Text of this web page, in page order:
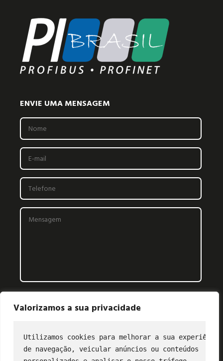
Valorizamos a sua privacidade
Utilizamos cookies para melhorar a sua experiência
de navegação, veicular anúncios ou conteúdos
ENVIE UMA MENSAGEM
CONTATO